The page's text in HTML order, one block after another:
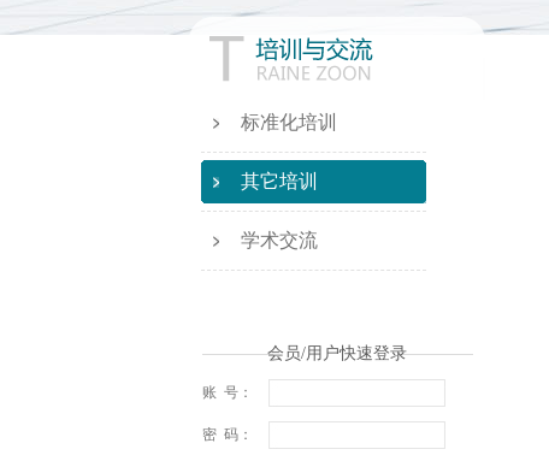
标准化培训
其它培训
学术交流
会员/用户快速登录
账 号：
密 码：